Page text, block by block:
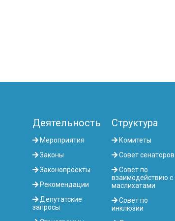
Деятельность
Мероприятия
Законы
Законопроекты
Рекомендации
Депутатские
запросы
Структура
Комитеты
Совет сенаторов
Совет по
взаимодействию с
маслихатами
Совет по
инклюзии